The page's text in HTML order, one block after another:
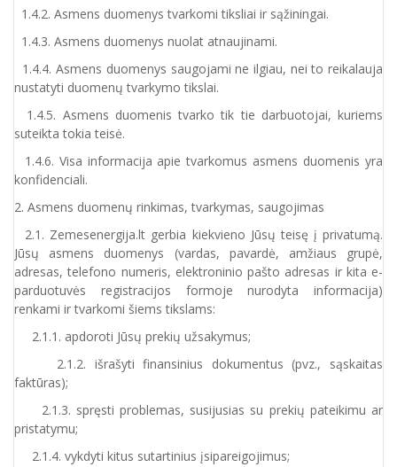
1.4.2. Asmens duomenys tvarkomi tiksliai ir sąžiningai.
1.4.3. Asmens duomenys nuolat atnaujinami.
1.4.4. Asmens duomenys saugojami ne ilgiau, nei to reikalauja
nustatyti duomenų tvarkymo tikslai.
1.4.5. Asmens duomenis tvarko tik tie darbuotojai, kuriems
suteikta tokia teisė.
1.4.6. Visa informacija apie tvarkomus asmens duomenis yra
konfidenciali.
2. Asmens duomenų rinkimas, tvarkymas, saugojimas
2.1. Zemesenergija.lt gerbia kiekvieno Jūsų teisę į privatumą.
Jūsų asmens duomenys (vardas, pavardė, amžiaus grupė,
adresas, telefono numeris, elektroninio pašto adresas ir kita e-
parduotuvės registracijos formoje nurodyta informacija)
renkami ir tvarkomi šiems tikslams:
2.1.1. apdoroti Jūsų prekių užsakymus;
2.1.2. išrašyti finansinius dokumentus (pvz., sąskaitas
faktūras);
2.1.3. spręsti problemas, susijusias su prekių pateikimu ar
pristatymu;
2.1.4. vykdyti kitus sutartinius įsipareigojimus;